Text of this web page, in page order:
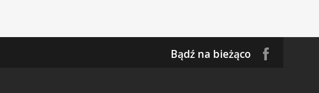
Bądź na bieżąco